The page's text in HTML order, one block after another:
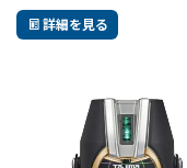
詳細を見る